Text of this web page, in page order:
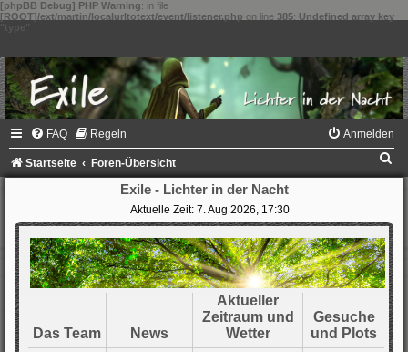
[phpBB Debug] PHP Warning: in file
[ROOT]/ext/martin/localurltotext/event/listener.php on line 385: Undefined array key
FAQ Regeln Anmelden
Startseite Foren-Übersicht
Exile - Lichter in der Nacht
Aktuelle Zeit: 7. Aug 2026, 17:30
Das Team News
Aktueller
Zeitraum und
Wetter
Gesuche
und Plots